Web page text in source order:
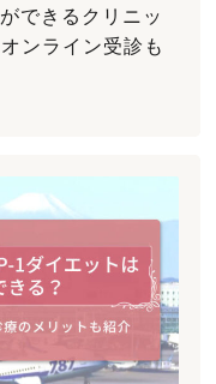
できるクリニッ
ンライン受診も